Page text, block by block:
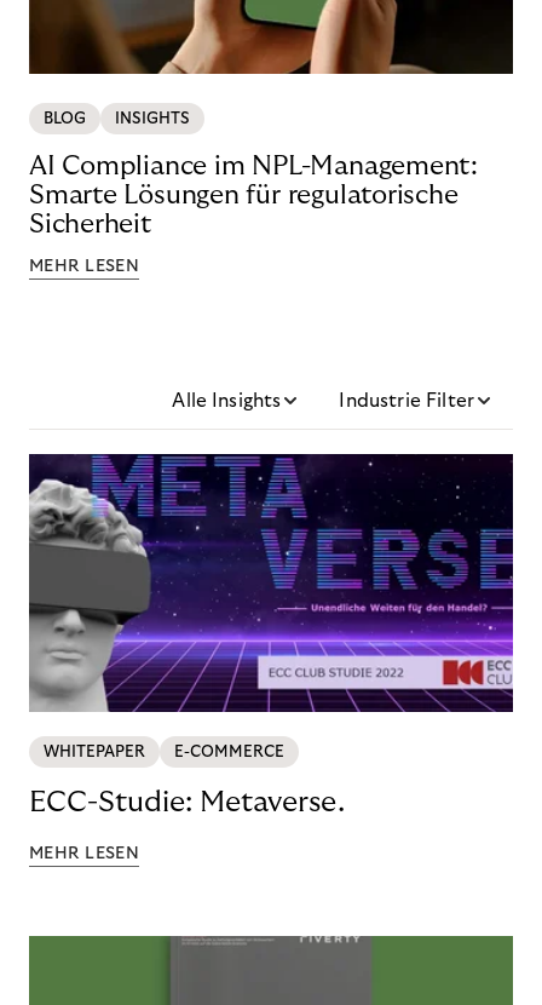
BLOG INSIGHTS
AI Compliance im NPL-Management:
Smarte Lösungen für regulatorische
Sicherheit
MEHR LESEN
Alle Insights Industrie Filter
WHITEPAPER E-COMMERCE
ECC-Studie: Metaverse.
MEHR LESEN